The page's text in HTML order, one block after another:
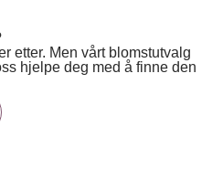
etter. Men vårt blomstutvalg
hjelpe deg med å finne den